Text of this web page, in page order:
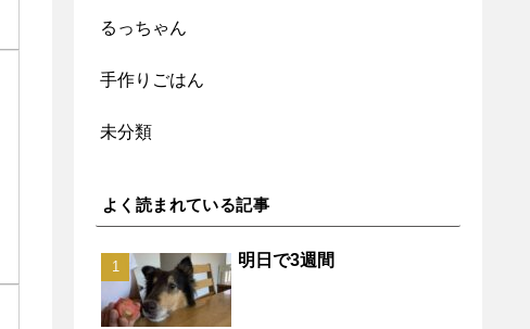
るっちゃん
手作りごはん
未分類
よく読まれている記事
明日で3週間